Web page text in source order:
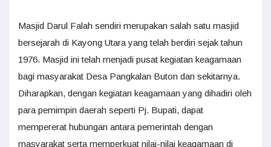
Masjid Darul Falah sendiri merupakan salah satu masjid
bersejarah di Kayong Utara yang telah berdiri sejak tahun
1976. Masjid ini telah menjadi pusat kegiatan keagamaan
bagi masyarakat Desa Pangkalan Buton dan sekitarnya.
Diharapkan, dengan kegiatan keagamaan yang dihadiri oleh
para pemimpin daerah seperti Pj. Bupati, dapat
mempererat hubungan antara pemerintah dengan
masyarakat serta memperkuat nilai-nilai keagamaan di